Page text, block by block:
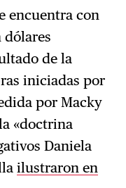
encuentra con
dólares
de la
iniciadas por
por Macky
«doctrina
Daniela
ilustraron en